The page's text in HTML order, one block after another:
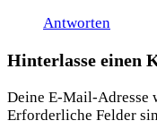
Antworten
Hinterlasse einen
Deine E-Mail-
Erforderliche Felder